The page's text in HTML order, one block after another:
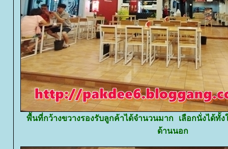
พื้นที่กว้างขวางรองรับลูกค้าได้จำนวนมาก เลือกนั่งได้ทั้
ด้านนอก